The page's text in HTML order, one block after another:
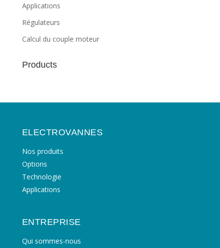
Applications
Régulateurs
Calcul du couple moteur
Products
ELECTROVANNES
Nos produits
Options
Technologie
Applications
ENTREPRISE
Qui sommes-nous